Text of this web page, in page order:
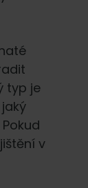
typ je
v